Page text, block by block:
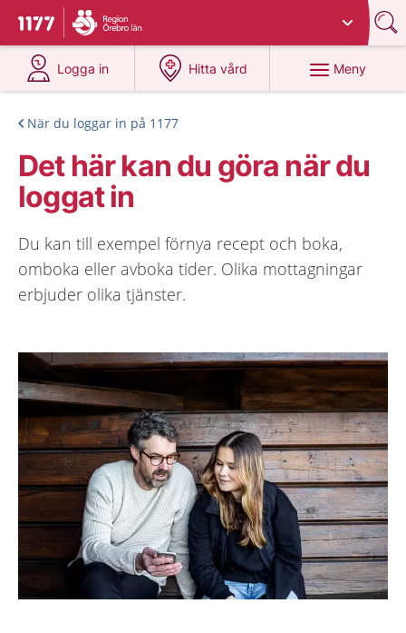
Till startsidan för 1177
Du har valt region
Logga in
på 1177.se
Hitta vård
på 1177.se
Meny
När du loggar in på 1177
Det här kan du göra när du
loggat in
Du kan till exempel förnya recept och boka,
omboka eller avboka tider. Olika mottagningar
erbjuder olika tjänster.